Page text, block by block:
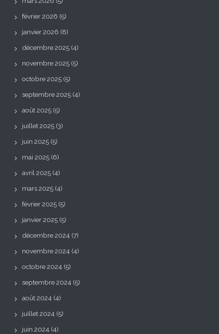
février 2026 (5)
janvier 2026 (8)
décembre 2025 (4)
novembre 2025 (5)
octobre 2025 (5)
septembre 2025 (4)
août 2025 (5)
juillet 2025 (3)
juin 2025 (5)
mai 2025 (6)
avril 2025 (4)
mars 2025 (4)
février 2025 (5)
janvier 2025 (5)
décembre 2024 (7)
novembre 2024 (4)
octobre 2024 (5)
septembre 2024 (5)
août 2024 (4)
juillet 2024 (5)
juin 2024 (4)